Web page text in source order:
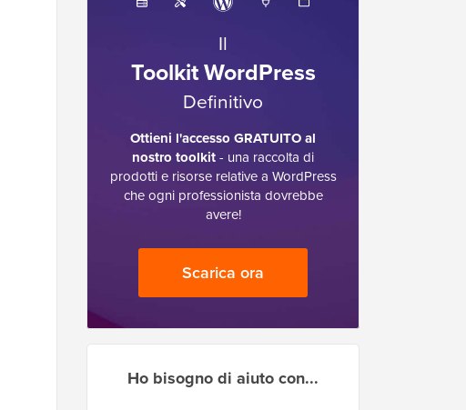
Il
Toolkit WordPress
Definitivo
Ottieni l'accesso GRATUITO al
nostro toolkit- una raccolta di
prodotti e risorse relative a WordPress
che ogni professionista dovrebbe
avere!
Scarica ora
Ho bisogno di aiuto con...